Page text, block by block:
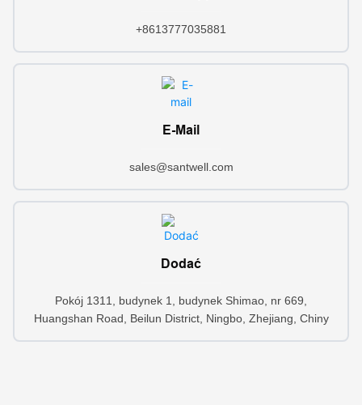
+8613777035881
E-Mail
sales@santwell.com
Dodać
Pokój 1311, budynek 1, budynek Shimao, nr 669,
Huangshan Road, Beilun District, Ningbo, Zhejiang, Chiny